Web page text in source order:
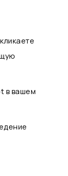
в вашем